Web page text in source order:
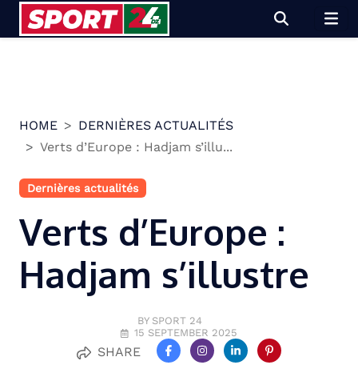
HOME
DERNIÈRES ACTUALITÉS
Verts d’Europe : Hadjam s’illu...
Dernières actualités
Verts d’Europe :
Hadjam s’illustre
BY SPORT 24
15 SEPTEMBER 2025
SHARE